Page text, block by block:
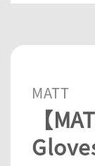
MATT
【